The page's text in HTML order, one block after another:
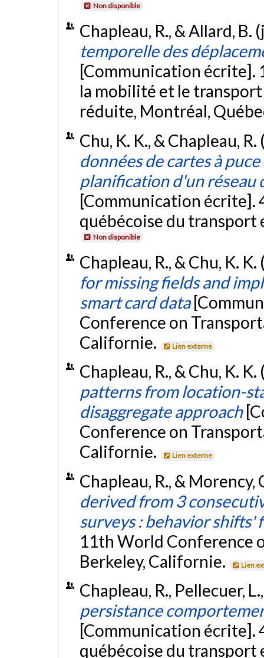
Non disponible
Chapleau, R., & Allard, B.
temporelle des
[Communication écrite].
la mobilité et le
réduite, Montréal,
Chu, K. K., & Chapleau,
données de cartes à
planification d'un réseau
[Communication écrite].
québécoise du transport
Non disponible
Chapleau, R., & Chu, K.
for missing fields and
smart card data
Conference on
Californie.
Lien externe
Chapleau, R., & Chu, K.
patterns from location-
disaggregate approach
Conference on
Californie.
Lien externe
Chapleau, R., &
derived from 3
surveys : behavior shifts'
11th World Conference
Berkeley, Californie.
Lien
Chapleau, R., Pellecuer,
persistance
[Communication écrite].
québécoise du transport